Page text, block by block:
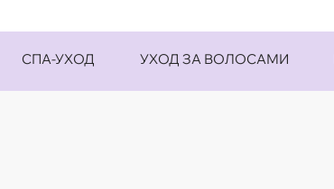
СПА-УХОД УХОД ЗА ВОЛОСАМИ